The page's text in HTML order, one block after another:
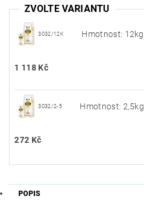
ZVOLTE VARIANTU
3032/12K Hmotnost: 12kg
1 118 Kč
3032/2-5 Hmotnost: 2,5kg
272 Kč
POPIS